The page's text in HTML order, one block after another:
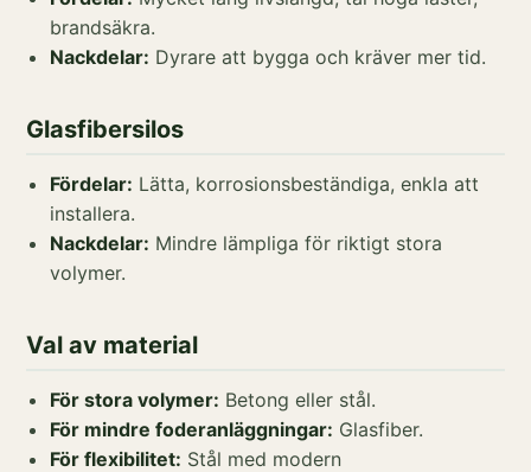
brandsäkra.
Nackdelar: Dyrare att bygga och kräver mer tid.
Glasfibersilos
Fördelar: Lätta, korrosionsbeständiga, enkla att
installera.
Nackdelar: Mindre lämpliga för riktigt stora
volymer.
Val av material
För stora volymer: Betong eller stål.
För mindre foderanläggningar: Glasfiber.
För flexibilitet: Stål med modern